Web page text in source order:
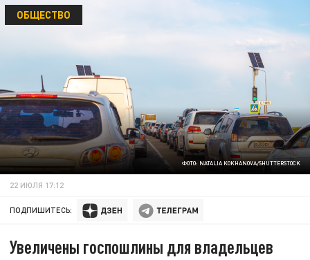
ФОТО: NATALIA KOKHANOVA/SHUTTERSTOCK
ОБЩЕСТВО
22 ИЮЛЯ 17:12
ПОДПИШИТЕСЬ:
Увеличены госпошлины для владельцев